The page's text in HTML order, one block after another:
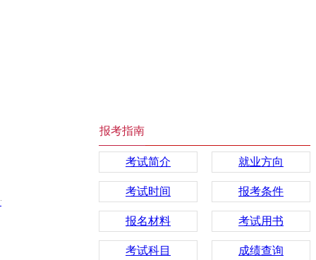
报考指南
考试简介 就业方向
考试时间 报考条件
报名材料 考试用书
考试科目 成绩查询